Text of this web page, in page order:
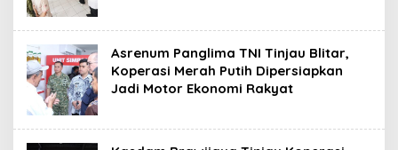
Asrenum Panglima TNI Tinjau Blitar,
Koperasi Merah Putih Dipersiapkan
Jadi Motor Ekonomi Rakyat